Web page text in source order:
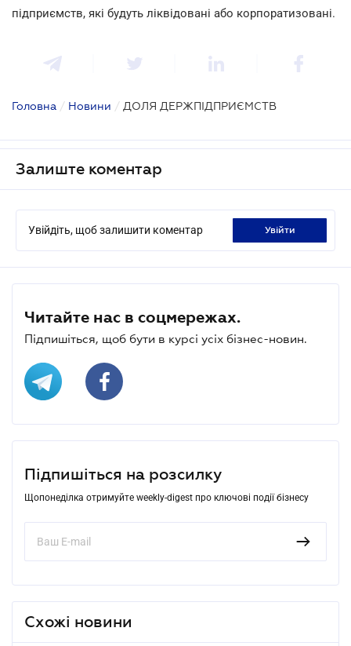
підприємств, які будуть ліквідовані або корпоратизовані.
Головна / Новини / ДОЛЯ ДЕРЖПІДПРИЄМСТВ
Залиште коментар
Увійдіть, щоб залишити коментар увійти
Читайте нас в соцмережах.
Підпишіться, щоб бути в курсі усіх бізнес-новин.
Підпишіться на розсилку
Щопонеділка отримуйте weekly-digest про ключові події бізнесу
Схожі новини